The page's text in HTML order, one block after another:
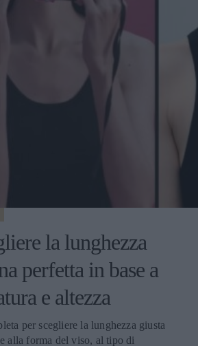
la lunghezza
perfetta in base a
e altezza
per scegliere la lunghezza giusta
alla forma del viso, al tipo di